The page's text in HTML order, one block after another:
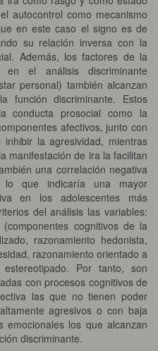
autocontrol como mecanismo
en este caso el signo es de
su relación inversa con la
Además, los factores de la
el análisis discriminante
personal) también alcanzan
función discriminante. Estos
conducta prosocial como la
afectivos, junto con
la agresividad, mientras
manifestación de ira la facilitan
una correlación negativa
lo que indicaría una mayor
en los adolescentes más
del análisis las variables:
cognitivos de la
razonamiento hedonista,
razonamiento orientado a
Por tanto, son
con procesos cognitivos de
las que no tienen poder
agresivos o con baja
emocionales los que alcanzan
discriminante.